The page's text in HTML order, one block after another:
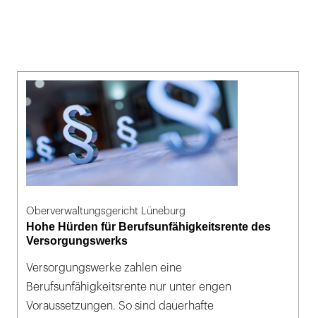
Oberverwaltungsgericht Lüneburg
Hohe Hürden für Berufsunfähigkeitsrente des
Versorgungswerks
Versorgungswerke zahlen eine
Berufsunfähigkeitsrente nur unter engen
Voraussetzungen. So sind dauerhafte